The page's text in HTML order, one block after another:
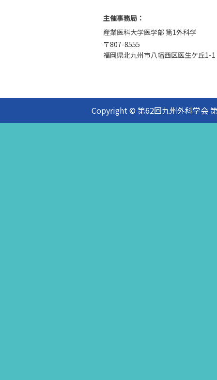
主催事務局：
産業医科大学医学部 第1外科学
〒807-8555
福岡県北九州市八幡西区医生ケ丘1-1
Copyright © 第62回九州外科学会